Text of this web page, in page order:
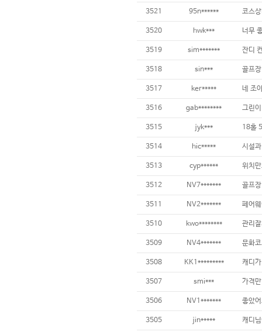
3521 95n******
3520 hwk***
3519 sim******* 잔디
3518 sin***
3517 ker***** 네 조
3516 gab******** 그린
3515 jyk***
3514 hic*****
3513 cyp******
3512 NV7*******
3511 NV2*******
3510 kwo********
3509 NV4*******
3508 KK1*********
3507 smi*** 가격
3506 NV1*******
3505 jin*****